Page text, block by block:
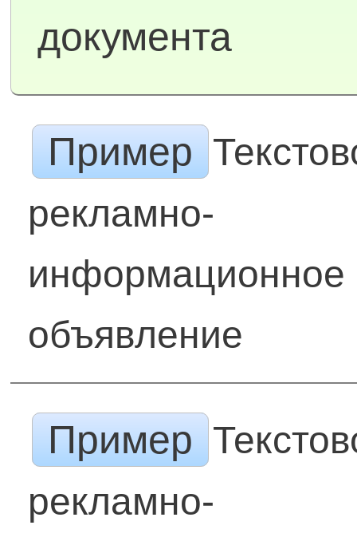
документа
Пример
рекламно-
информационное
объявление
Пример
рекламно-